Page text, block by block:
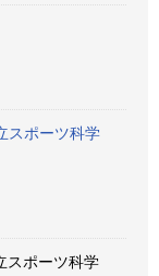
スポーツ科学
スポーツ科学